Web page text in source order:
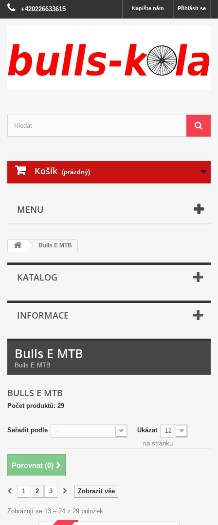
Přihlásit se
Napište nám
+420226633615
Košík (prázdný)
MENU
Bulls E MTB
KATALOG
INFORMACE
Bulls E MTB
Bulls E MTB
BULLS E MTB
Počet produktů: 29
Seřadit podle -- Ukázat 12
na stránku
Porovnat (0)
Zobrazit vše
1 2 3
Zobrazují se 13 – 24 z 29 položek